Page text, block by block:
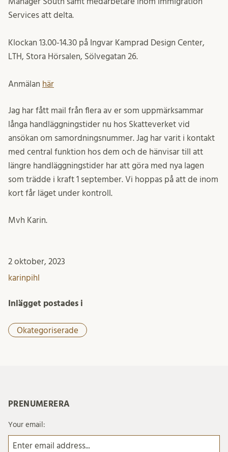
Services att delta.
Klockan 13.00-14.30 på Ingvar Kamprad Design Center,
LTH, Stora Hörsalen, Sölvegatan 26.
Anmälan här
Jag har fått mail från flera av er som uppmärksammar
långa handläggningstider nu hos Skatteverket vid
ansökan om samordningsnummer. Jag har varit i kontakt
med central funktion hos dem och de hänvisar till att
längre handläggningstider har att göra med nya lagen
som trädde i kraft 1 september. Vi hoppas på att de inom
kort får läget under kontroll.
Mvh Karin.
2 oktober, 2023
karinpihl
Inlägget postades i
Okategoriserade
PRENUMERERA
Your email: